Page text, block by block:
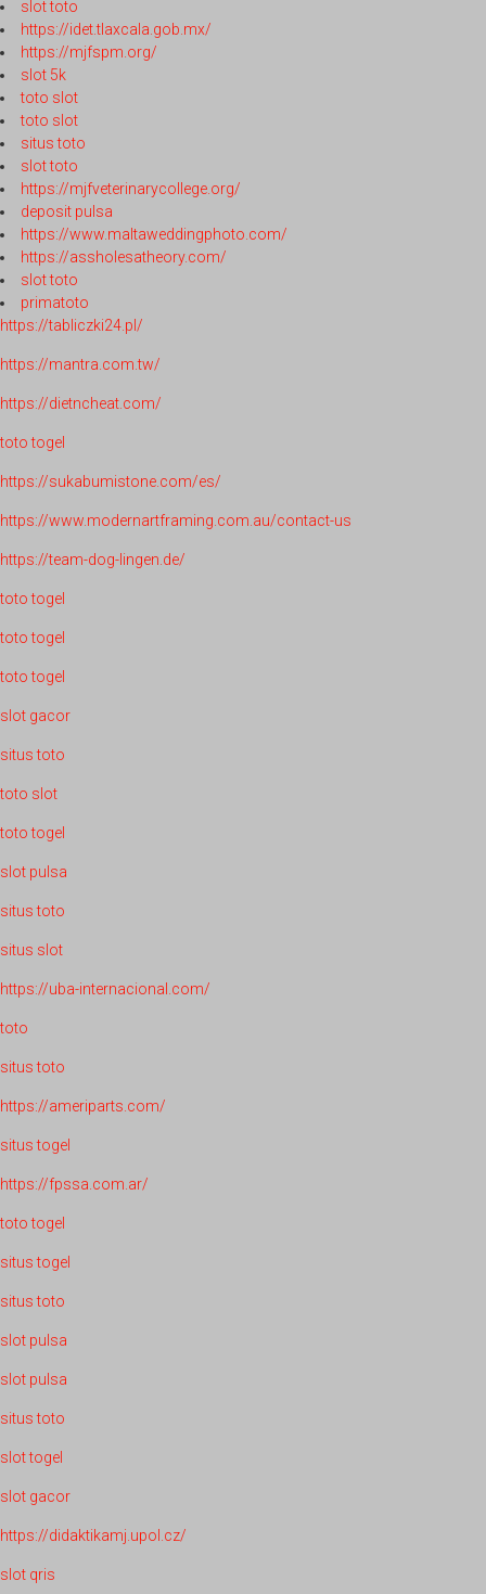
slot toto
https://idet.tlaxcala.gob.mx/
https://mjfspm.org/
slot 5k
toto slot
toto slot
situs toto
slot toto
https://mjfveterinarycollege.org/
deposit pulsa
https://www.maltaweddingphoto.com/
https://assholesatheory.com/
slot toto
primatoto
https://tabliczki24.pl/
https://mantra.com.tw/
https://dietncheat.com/
toto togel
https://sukabumistone.com/es/
https://www.modernartframing.com.au/contact-us
https://team-dog-lingen.de/
toto togel
toto togel
toto togel
slot gacor
situs toto
toto slot
toto togel
slot pulsa
situs toto
situs slot
https://uba-internacional.com/
toto
situs toto
https://ameriparts.com/
situs togel
https://fpssa.com.ar/
toto togel
situs togel
situs toto
slot pulsa
slot pulsa
situs toto
slot togel
slot gacor
https://didaktikamj.upol.cz/
slot qris